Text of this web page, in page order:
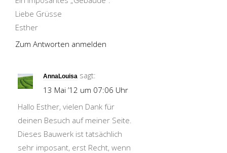
Liebe Grüsse
Esther
Zum Antworten anmelden
AnnaLouisa sagt:
13 Mai ’12 um 07:06 Uhr
Hallo Esther, vielen Dank für
deinen Besuch auf meiner Seite.
Dieses Bauwerk ist tatsächlich
sehr imposant, erst Recht, wenn